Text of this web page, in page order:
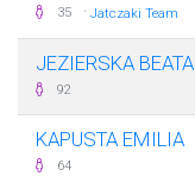
35 · Jatczaki Team
JEZIERSKA BEATA
92
KAPUSTA EMILIA
64